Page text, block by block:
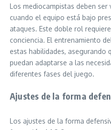
Los mediocampistas deben
cuando el equipo está bajo
ataques. Este doble rol
conciencia. El entrenamiento
estas habilidades, asegurando
puedan adaptarse a las
diferentes fases del juego.
Ajustes de la forma
Los ajustes de la forma